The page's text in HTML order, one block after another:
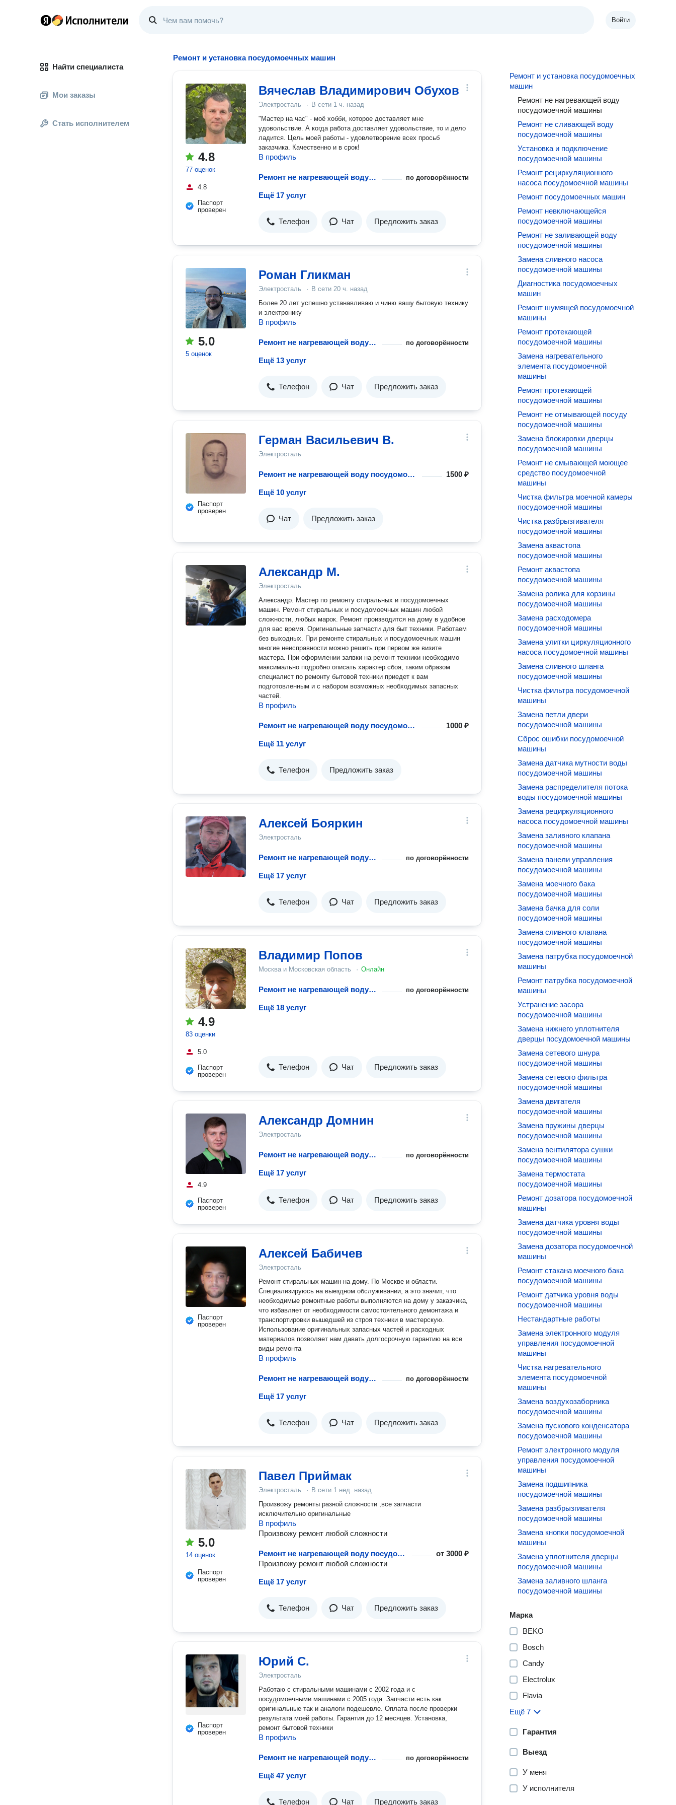
Войти
Найти специалиста
Мои заказы
Стать исполнителем
Ремонт и установка посудомоечных машин
4.8
77 оценок
4.8
Паспорт
проверен
Вячеслав Владимирович Обухов
Электросталь · В сети 1 ч. назад
"Мастер на час" - моё хобби, которое доставляет мне
удовольствие. А когда работа доставляет удовольствие, то и дело
ладится. Цель моей работы - удовлетворение всех просьб
заказчика. Качественно и в срок!
В профиль
Ремонт не нагревающей воду посудомоечной машины по договорённости
Ещё 17 услуг
Телефон Чат Предложить заказ
5.0
5 оценок
Роман Гликман
Электросталь · В сети 20 ч. назад
Более 20 лет успешно устанавливаю и чиню вашу бытовую технику
и электронику
В профиль
Ремонт не нагревающей воду посудомоечной машины по договорённости
Ещё 13 услуг
Телефон Чат Предложить заказ
Паспорт
проверен
Герман Васильевич В.
Электросталь
Ремонт не нагревающей воду посудомоечной машины 1500 ₽
Ещё 10 услуг
Чат Предложить заказ
Александр М.
Электросталь
Александр. Мастер по ремонту стиральных и посудомоечных
машин. Ремонт стиральных и посудомоечных машин любой
сложности, любых марок. Ремонт производится на дому в удобное
для вас время. Оригинальные запчасти для быт техники. Работаем
без выходных. При ремонте стиральных и посудомоечных машин
многие неисправности можно решить при первом же визите
мастера. При оформлении заявки на ремонт техники необходимо
максимально подробно описать характер сбоя, таким образом
специалист по ремонту бытовой техники приедет к вам
подготовленным и с набором возможных необходимых запасных
частей.
В профиль
Ремонт не нагревающей воду посудомоечной машины 1000 ₽
Ещё 11 услуг
Телефон Предложить заказ
Алексей Бояркин
Электросталь
Ремонт не нагревающей воду посудомоечной машины по договорённости
Ещё 17 услуг
Телефон Чат Предложить заказ
4.9
83 оценки
5.0
Паспорт
проверен
Владимир Попов
Москва и Московская область · Онлайн
Ремонт не нагревающей воду посудомоечной машины по договорённости
Ещё 18 услуг
Телефон Чат Предложить заказ
4.9
Паспорт
проверен
Александр Домнин
Электросталь
Ремонт не нагревающей воду посудомоечной машины по договорённости
Ещё 17 услуг
Телефон Чат Предложить заказ
Паспорт
проверен
Алексей Бабичев
Электросталь
Ремонт стиральных машин на дому. По Москве и области.
Специализируюсь на выездном обслуживании, а это значит, что
необходимые ремонтные работы выполняются на дому у заказчика,
что избавляет от необходимости самостоятельного демонтажа и
транспортировки вышедшей из строя техники в мастерскую.
Использование оригинальных запасных частей и расходных
материалов позволяет нам давать долгосрочную гарантию на все
виды ремонта
В профиль
Ремонт не нагревающей воду посудомоечной машины по договорённости
Ещё 17 услуг
Телефон Чат Предложить заказ
5.0
14 оценок
Паспорт
проверен
Павел Приймак
Электросталь · В сети 1 нед. назад
Произвожу ремонты разной сложности ,все запчасти
исключительно оригинальные
В профиль
Произвожу ремонт любой сложности
Ремонт не нагревающей воду посудомоечной машины от3000 ₽
Произвожу ремонт любой сложности
Ещё 17 услуг
Телефон Чат Предложить заказ
Паспорт
проверен
Юрий С.
Электросталь
Работаю с стиральными машинами с 2002 года и с
посудомоечными машинами с 2005 года. Запчасти есть как
оригинальные так и аналоги подешевле. Оплата после проверки
результата моей работы. Гарантия до 12 месяцев. Установка,
ремонт бытовой техники
В профиль
Ремонт не нагревающей воду посудомоечной машины по договорённости
Ещё 47 услуг
Телефон Чат Предложить заказ
Ремонт и установка посудомоечных
машин
Ремонт не нагревающей воду
посудомоечной машины
Ремонт не сливающей воду
посудомоечной машины
Установка и подключение
посудомоечной машины
Ремонт рециркуляционного
насоса посудомоечной машины
Ремонт посудомоечных машин
Ремонт невключающейся
посудомоечной машины
Ремонт не заливающей воду
посудомоечной машины
Замена сливного насоса
посудомоечной машины
Диагностика посудомоечных
машин
Ремонт шумящей посудомоечной
машины
Ремонт протекающей
посудомоечной машины
Замена нагревательного
элемента посудомоечной
машины
Ремонт протекающей
посудомоечной машины
Ремонт не отмывающей посуду
посудомоечной машины
Замена блокировки дверцы
посудомоечной машины
Ремонт не смывающей моющее
средство посудомоечной
машины
Чистка фильтра моечной камеры
посудомоечной машины
Чистка разбрызгивателя
посудомоечной машины
Замена аквастопа
посудомоечной машины
Ремонт аквастопа
посудомоечной машины
Замена ролика для корзины
посудомоечной машины
Замена расходомера
посудомоечной машины
Замена улитки циркуляционного
насоса посудомоечной машины
Замена сливного шланга
посудомоечной машины
Чистка фильтра посудомоечной
машины
Замена петли двери
посудомоечной машины
Сброс ошибки посудомоечной
машины
Замена датчика мутности воды
посудомоечной машины
Замена распределителя потока
воды посудомоечной машины
Замена рециркуляционного
насоса посудомоечной машины
Замена заливного клапана
посудомоечной машины
Замена панели управления
посудомоечной машины
Замена моечного бака
посудомоечной машины
Замена бачка для соли
посудомоечной машины
Замена сливного клапана
посудомоечной машины
Замена патрубка посудомоечной
машины
Ремонт патрубка посудомоечной
машины
Устранение засора
посудомоечной машины
Замена нижнего уплотнителя
дверцы посудомоечной машины
Замена сетевого шнура
посудомоечной машины
Замена сетевого фильтра
посудомоечной машины
Замена двигателя
посудомоечной машины
Замена пружины дверцы
посудомоечной машины
Замена вентилятора сушки
посудомоечной машины
Замена термостата
посудомоечной машины
Ремонт дозатора посудомоечной
машины
Замена датчика уровня воды
посудомоечной машины
Замена дозатора посудомоечной
машины
Ремонт стакана моечного бака
посудомоечной машины
Ремонт датчика уровня воды
посудомоечной машины
Нестандартные работы
Замена электронного модуля
управления посудомоечной
машины
Чистка нагревательного
элемента посудомоечной
машины
Замена воздухозаборника
посудомоечной машины
Замена пускового конденсатора
посудомоечной машины
Ремонт электронного модуля
управления посудомоечной
машины
Замена подшипника
посудомоечной машины
Замена разбрызгивателя
посудомоечной машины
Замена кнопки посудомоечной
машины
Замена уплотнителя дверцы
посудомоечной машины
Замена заливного шланга
посудомоечной машины
Марка
BEKO
Bosch
Candy
Electrolux
Flavia
Ещё 7
Гарантия
Выезд
У меня
У исполнителя